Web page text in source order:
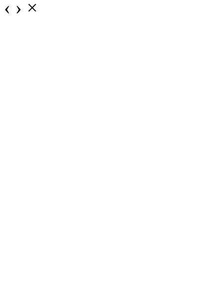
‹ › ×